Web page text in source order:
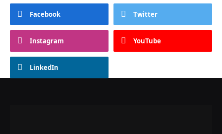
Facebook Twitter
Instagram YouTube
LinkedIn